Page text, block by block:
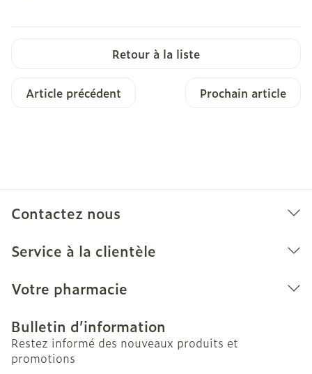
Retour à la liste
Article précédent Prochain article
Contactez nous
Service à la clientèle
Votre pharmacie
Bulletin d’information
Restez informé des nouveaux produits et
promotions